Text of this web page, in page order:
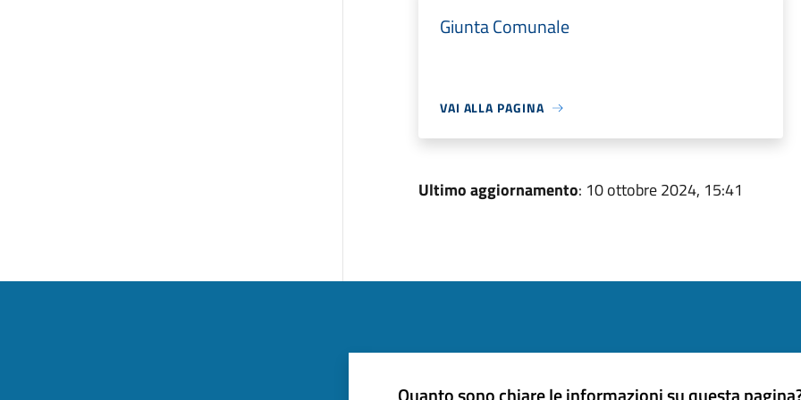
Giunta Comunale
VAI ALLA PAGINA
Ultimo aggiornamento: 10 ottobre 2024, 15:41